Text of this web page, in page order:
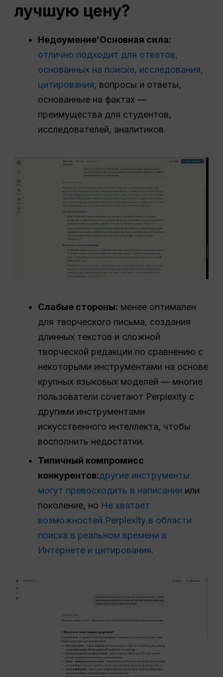
лучшую цену?
Недоумение’Основная сила:
отлично подходит для ответов,
основанных на поиске, исследования,
цитирования, вопросы и ответы,
основанные на фактах —
преимущества для студентов,
исследователей, аналитиков.
Слабые стороны: менее оптимален
для творческого письма, создания
длинных текстов и сложной
творческой редакции по сравнению с
некоторыми инструментами на основе
крупных языковых моделей — многие
пользователи сочетают Perplexity с
другими инструментами
искусственного интеллекта, чтобы
восполнить недостатки.
Типичный компромисс
конкурентов:другие инструменты
могут превосходить в написании или
поколение, но Не хватает
возможностей Perplexity в области
поиска в реальном времени в
Интернете и цитирования.